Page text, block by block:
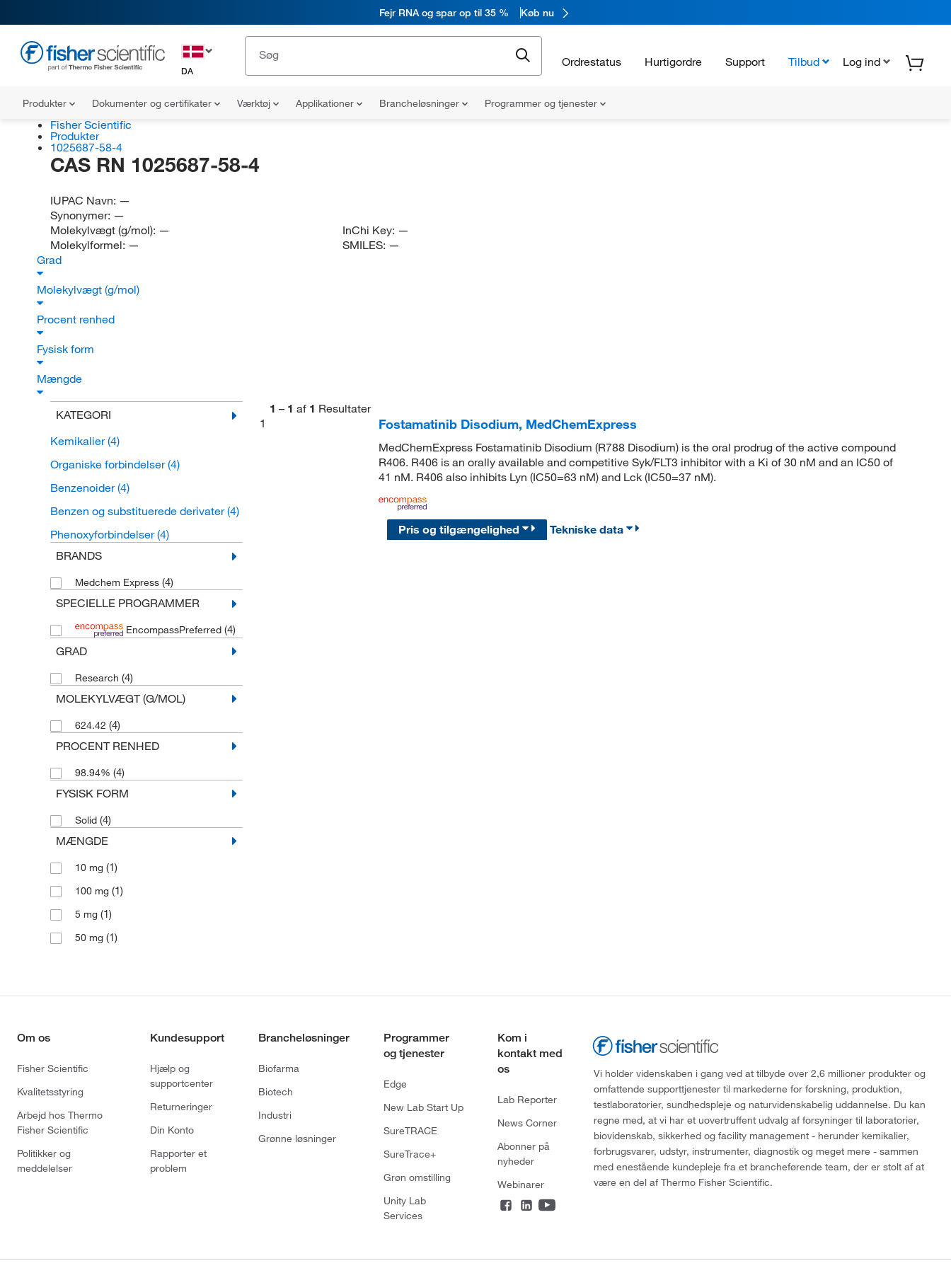
Fejr RNA og spar op til 35 % Køb nu
DA
Ordrestatus Hurtigordre Support Tilbud Log ind
Produkter Dokumenter og certifikater Værktøj Applikationer Brancheløsninger Programmer og tjenester
Fisher Scientific
Produkter
1025687-58-4
CAS RN 1025687-58-4
IUPAC Navn: —
Synonymer: —
Molekylvægt (g/mol): —
Molekylformel: —
InChi Key: —
SMILES: —
Grad
Molekylvægt (g/mol)
Procent renhed
Fysisk form
Mængde
KATEGORI
Kemikalier(4)
Organiske forbindelser(4)
Benzenoider(4)
Benzen og substituerede derivater(4)
Phenoxyforbindelser(4)
BRANDS
Medchem Express (4)
SPECIELLE PROGRAMMER
EncompassPreferred (4)
GRAD
Research (4)
MOLEKYLVÆGT (G/MOL)
624.42 (4)
PROCENT RENHED
98.94% (4)
FYSISK FORM
Solid (4)
MÆNGDE
10 mg (1)
100 mg (1)
5 mg (1)
50 mg (1)
1 – 1 af 1 Resultater
1
Fostamatinib Disodium, MedChemExpress
MedChemExpress Fostamatinib Disodium (R788 Disodium) is the oral prodrug of the active compound
R406. R406 is an orally available and competitive Syk/FLT3 inhibitor with a Ki of 30 nM and an IC50 of
41 nM. R406 also inhibits Lyn (IC50=63 nM) and Lck (IC50=37 nM).
Pris og tilgængelighed Tekniske data
Om os
Fisher Scientific
Kvalitetsstyring
Arbejd hos Thermo
Fisher Scientific
Politikker og
meddelelser
Kundesupport
Hjælp og
supportcenter
Returneringer
Din Konto
Rapporter et
problem
Brancheløsninger
Biofarma
Biotech
Industri
Grønne løsninger
Programmer
og tjenester
Edge
New Lab Start Up
SureTRACE
SureTrace+
Grøn omstilling
Unity Lab
Services
Kom i
kontakt med
os
Lab Reporter
News Corner
Abonner på
nyheder
Webinarer
Vi holder videnskaben i gang ved at tilbyde over 2,6 millioner produkter og
omfattende supporttjenester til markederne for forskning, produktion,
testlaboratorier, sundhedspleje og naturvidenskabelig uddannelse. Du kan
regne med, at vi har et uovertruffent udvalg af forsyninger til laboratorier,
biovidenskab, sikkerhed og facility management - herunder kemikalier,
forbrugsvarer, udstyr, instrumenter, diagnostik og meget mere - sammen
med enestående kundepleje fra et brancheførende team, der er stolt af at
være en del af Thermo Fisher Scientific.